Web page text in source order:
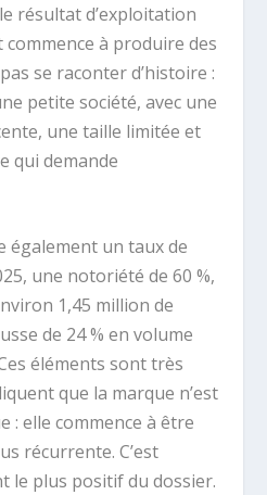
résultat d’exploitation
à produire des
se raconter d’histoire :
petite société, avec une
une taille limitée et
qui demande
également un taux de
une notoriété de 60 %,
1,45 million de
de 24 % en volume
éléments sont très
que la marque n’est
: elle commence à être
récurrente. C’est
le plus positif du dossier.